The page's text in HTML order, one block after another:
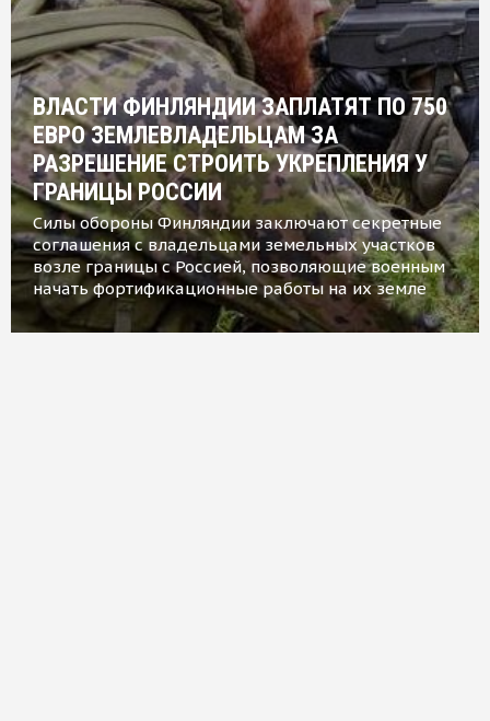
ВЛАСТИ ФИНЛЯНДИИ ЗАПЛАТЯТ ПО 750
ЕВРО ЗЕМЛЕВЛАДЕЛЬЦАМ ЗА
РАЗРЕШЕНИЕ СТРОИТЬ УКРЕПЛЕНИЯ У
ГРАНИЦЫ РОССИИ
Силы обороны Финляндии заключают секретные
соглашения с владельцами земельных участков
возле границы с Россией, позволяющие военным
начать фортификационные работы на их земле